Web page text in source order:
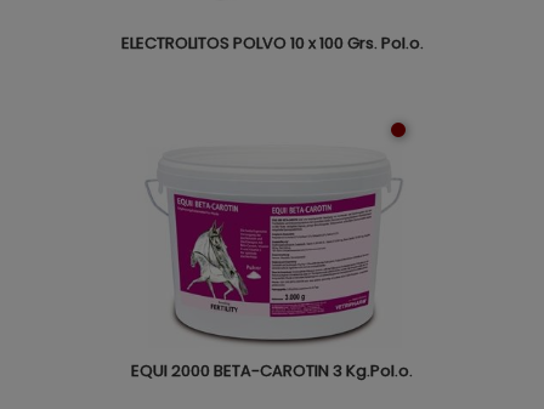
ELECTROLITOS POLVO 10 x 100 Grs. Pol.o.
EQUI 2000 BETA-CAROTIN 3 Kg.Pol.o.